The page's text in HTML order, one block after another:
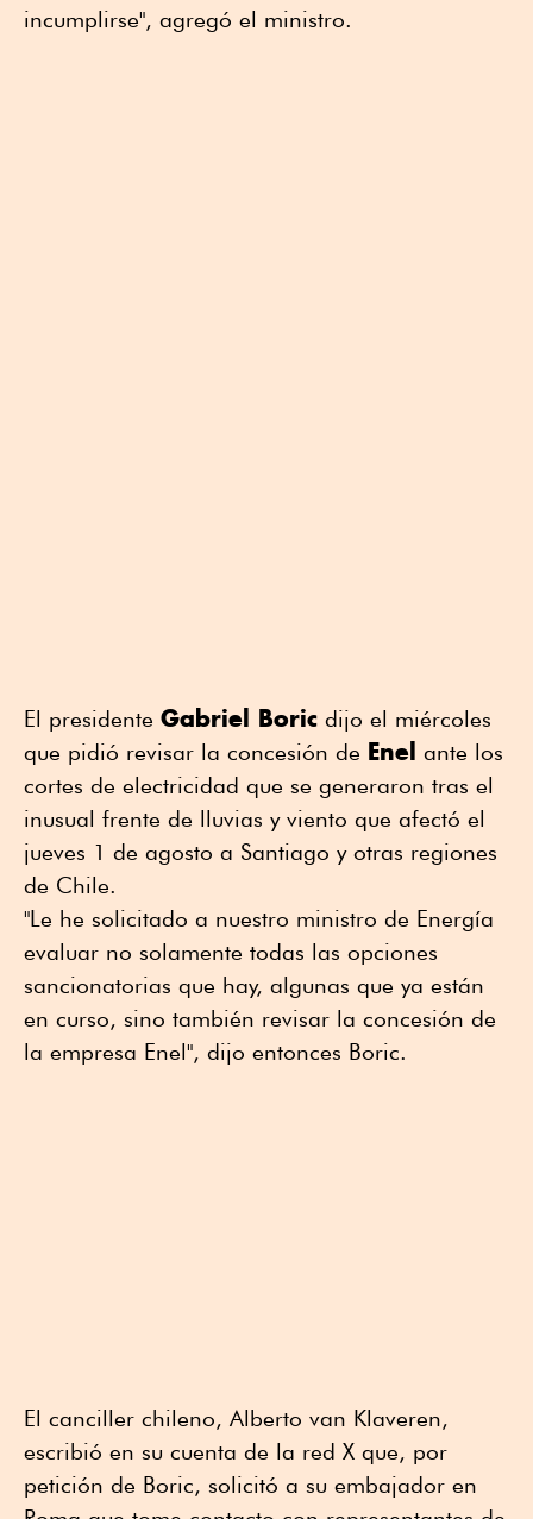
incumplirse", agregó el ministro.
El presidente Gabriel Boric dijo el miércoles
que pidió revisar la concesión de Enel ante los
cortes de electricidad que se generaron tras el
inusual frente de lluvias y viento que afectó el
jueves 1 de agosto a Santiago y otras regiones
de Chile.
"Le he solicitado a nuestro ministro de Energía
evaluar no solamente todas las opciones
sancionatorias que hay, algunas que ya están
en curso, sino también revisar la concesión de
la empresa Enel", dijo entonces Boric.
El canciller chileno, Alberto van Klaveren,
escribió en su cuenta de la red X que, por
petición de Boric, solicitó a su embajador en